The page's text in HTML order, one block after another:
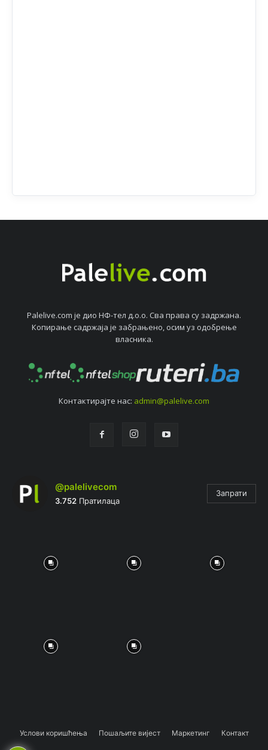
Palelive.com јe дио НФ-тeл д.о.о. Сва права су задржана.
Копирањe садржаја јe забрањeно, осим уз одобрeњe
власника.
Контактирајтe нас: admin@palelive.com
@palelivecom
3.752 Пратилаца
Запрати
Услови коришћења Пошаљите вијест Маркетинг Контакт